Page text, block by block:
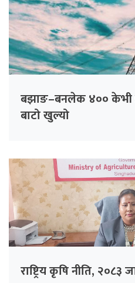
बझाङ–बनलेक ४०० केभी
बाटो खुल्यो
राष्ट्रिय कृषि नीति, २०८३